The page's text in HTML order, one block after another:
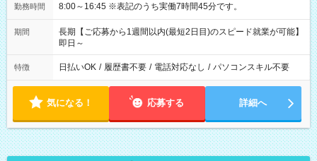
勤務時間 8:00～16:45 ※表記のうち実働7時間45分です。
期間
長期【ご応募から1週間以内(最短2日目)のスピード就業が可能】
即日～
特徴 日払いOK / 履歴書不要 / 電話対応なし / パソコンスキル不要
気になる！ 応募する 詳細へ